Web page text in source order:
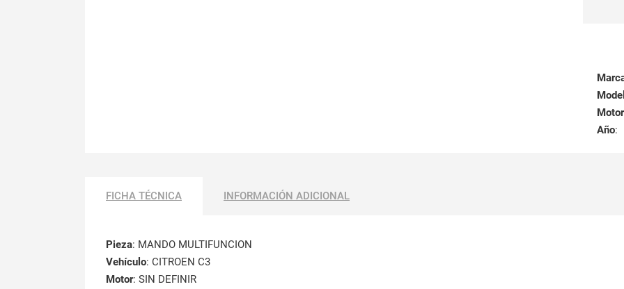
Motor
Año:
FICHA TÉCNICA INFORMACIÓN ADICIONAL
Pieza: MANDO MULTIFUNCION
Vehículo: CITROEN C3
Motor: SIN DEFINIR